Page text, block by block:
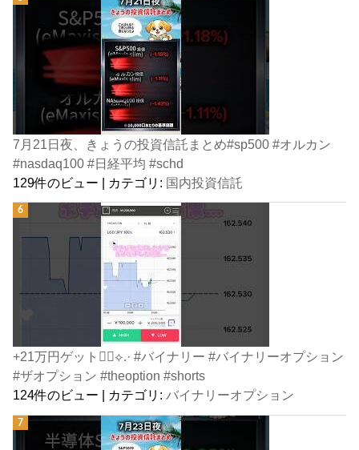
7月21日夜、きょうの投資信託まとめ#sp500 #オルカン
#nasdaq100 #日経平均 #schd
129件のビュー | カテゴリ: 国内投資信託
+21万円ゲット👍🏻⟡.· #バイナリー #バイナリーオプション
#ザオプション #theoption #shorts
124件のビュー | カテゴリ:バイナリーオプション